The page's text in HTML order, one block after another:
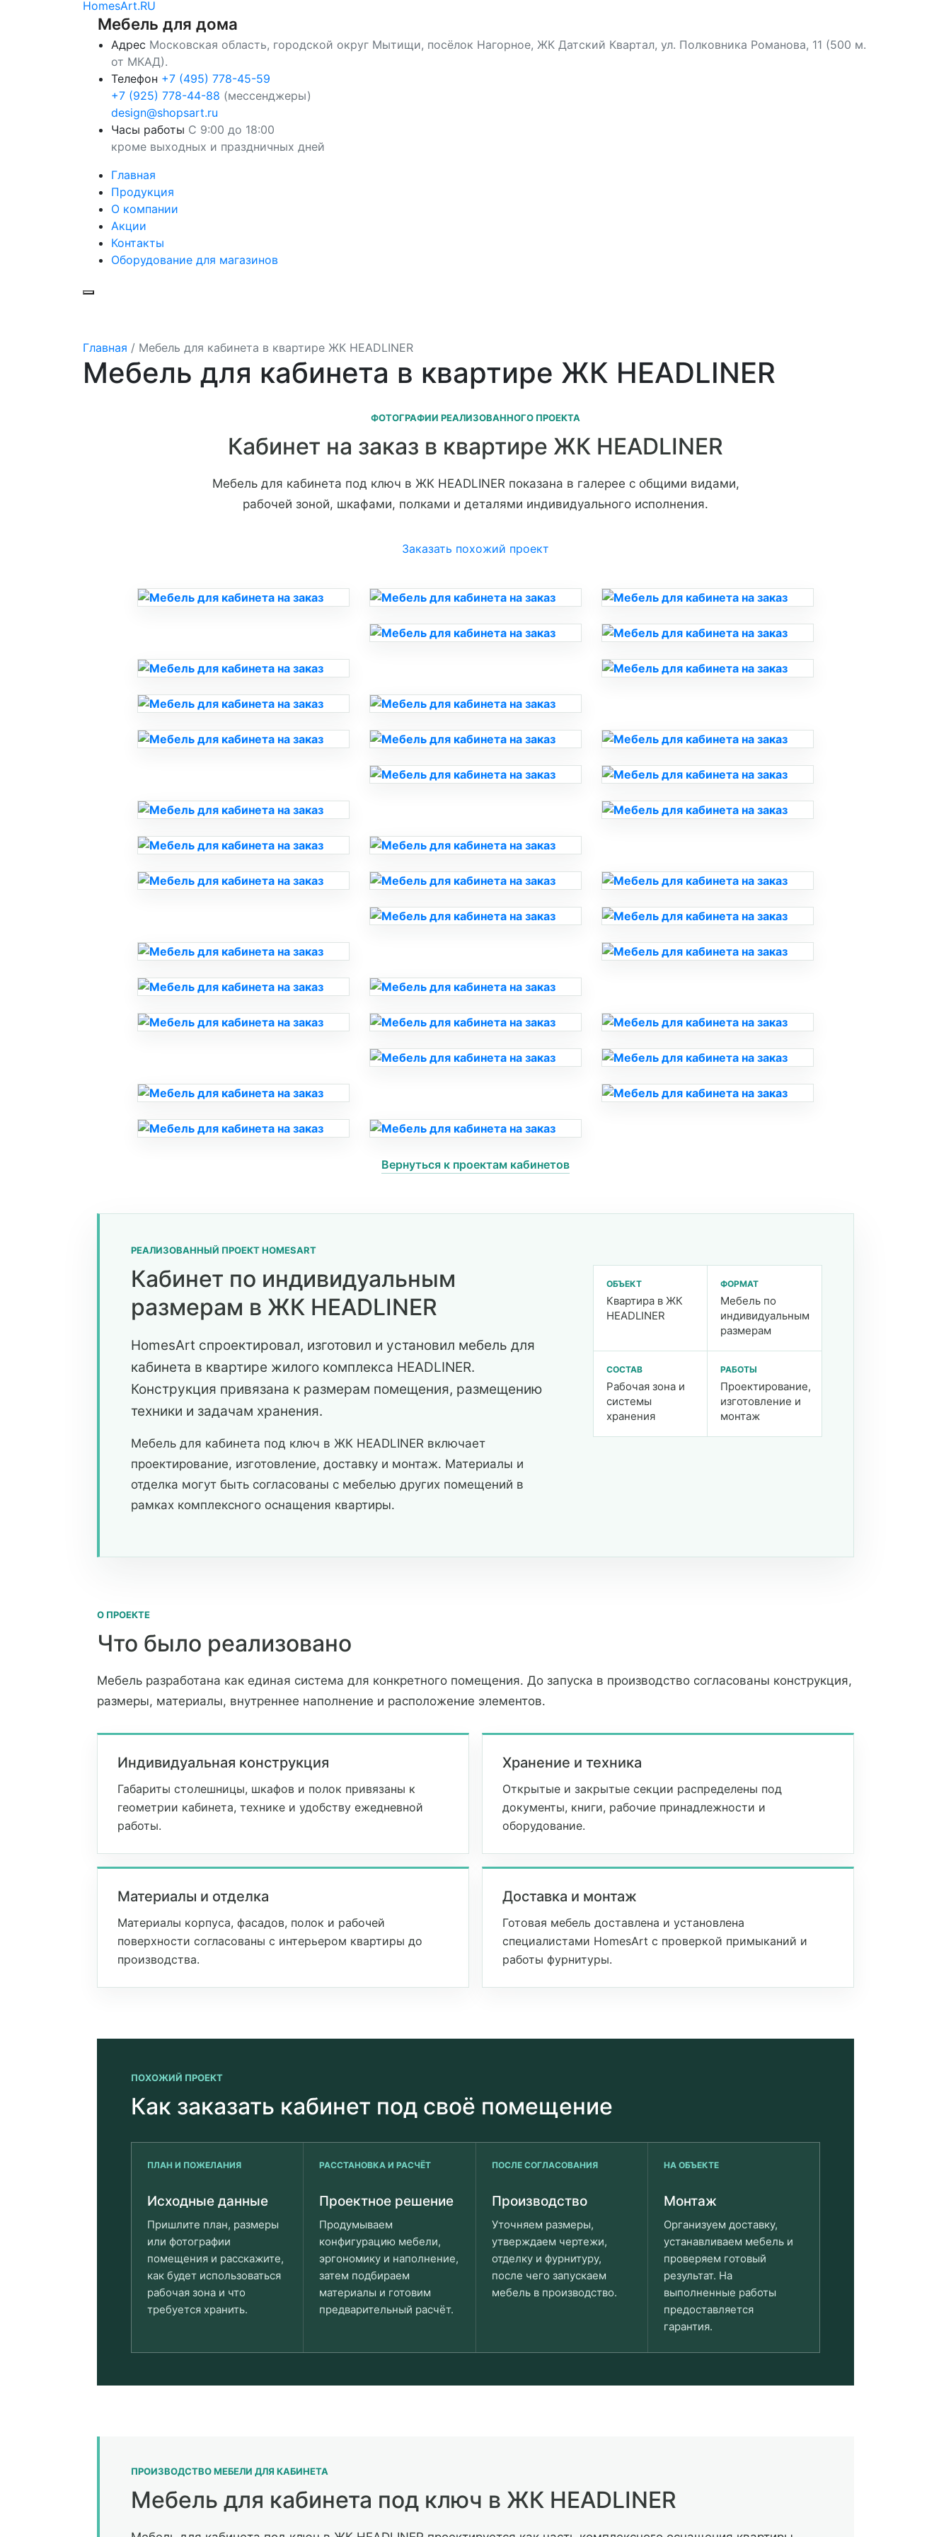
HomesArt.RU
Мебель для дома
Адрес Московская область, городской округ Мытищи, посёлок Нагорное, ЖК Датский Квартал, ул. Полковника Романова, 11 (500 м.
от МКАД).
Телефон +7 (495) 778-45-59
+7 (925) 778-44-88 (мессенджеры)
design@shopsart.ru
Часы работы С 9:00 до 18:00
кроме выходных и праздничных дней
Главная
Продукция
О компании
Акции
Контакты
Оборудование для магазинов
Главная / Мебель для кабинета в квартире ЖК HEADLINER
Мебель для кабинета в квартире ЖК HEADLINER
ФОТОГРАФИИ РЕАЛИЗОВАННОГО ПРОЕКТА
Кабинет на заказ в квартире ЖК HEADLINER
Мебель для кабинета под ключ в ЖК HEADLINER показана в галерее с общими видами,
рабочей зоной, шкафами, полками и деталями индивидуального исполнения.
Заказать похожий проект
Вернуться к проектам кабинетов
РЕАЛИЗОВАННЫЙ ПРОЕКТ HOMESART
Кабинет по индивидуальным
размерам в ЖК HEADLINER
HomesArt спроектировал, изготовил и установил мебель для
кабинета в квартире жилого комплекса HEADLINER.
Конструкция привязана к размерам помещения, размещению
техники и задачам хранения.
Мебель для кабинета под ключ в ЖК HEADLINER включает
проектирование, изготовление, доставку и монтаж. Материалы и
отделка могут быть согласованы с мебелью других помещений в
рамках комплексного оснащения квартиры.
ОБЪЕКТ
Квартира в ЖК
HEADLINER
ФОРМАТ
Мебель по
индивидуальным
размерам
СОСТАВ
Рабочая зона и
системы
хранения
РАБОТЫ
Проектирование,
изготовление и
монтаж
О ПРОЕКТЕ
Что было реализовано
Мебель разработана как единая система для конкретного помещения. До запуска в производство согласованы конструкция,
размеры, материалы, внутреннее наполнение и расположение элементов.
Индивидуальная конструкция
Габариты столешницы, шкафов и полок привязаны к
геометрии кабинета, технике и удобству ежедневной
работы.
Хранение и техника
Открытые и закрытые секции распределены под
документы, книги, рабочие принадлежности и
оборудование.
Материалы и отделка
Материалы корпуса, фасадов, полок и рабочей
поверхности согласованы с интерьером квартиры до
производства.
Доставка и монтаж
Готовая мебель доставлена и установлена
специалистами HomesArt с проверкой примыканий и
работы фурнитуры.
ПОХОЖИЙ ПРОЕКТ
Как заказать кабинет под своё помещение
ПЛАН И ПОЖЕЛАНИЯ
Исходные данные
Пришлите план, размеры
или фотографии
помещения и расскажите,
как будет использоваться
рабочая зона и что
требуется хранить.
РАССТАНОВКА И РАСЧЁТ
Проектное решение
Продумываем
конфигурацию мебели,
эргономику и наполнение,
затем подбираем
материалы и готовим
предварительный расчёт.
ПОСЛЕ СОГЛАСОВАНИЯ
Производство
Уточняем размеры,
утверждаем чертежи,
отделку и фурнитуру,
после чего запускаем
мебель в производство.
НА ОБЪЕКТЕ
Монтаж
Организуем доставку,
устанавливаем мебель и
проверяем готовый
результат. На
выполненные работы
предоставляется
гарантия.
ПРОИЗВОДСТВО МЕБЕЛИ ДЛЯ КАБИНЕТА
Мебель для кабинета под ключ в ЖК HEADLINER